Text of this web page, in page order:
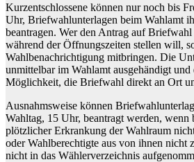
Kurzentschlossene können nur noch bis
Uhr, Briefwahlunterlagen beim Wahlamt
beantragen. Wer den Antrag auf
während der Öffnungszeiten stellen will,
Wahlbenachrichtigung mitbringen. Die
unmittelbar im Wahlamt ausgehändigt und
Möglichkeit, die Briefwahl direkt an Ort
Ausnahmsweise können
Wahltag, 15 Uhr, beantragt werden, wenn
plötzlicher Erkrankung der Wahlraum
oder Wahlberechtigte aus von ihnen nicht
nicht in das Wählerverzeichnis